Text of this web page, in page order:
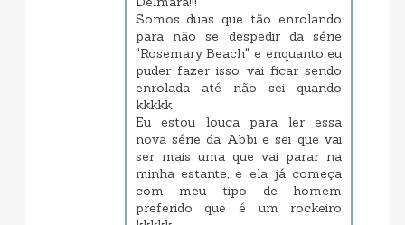
Somos duas que tão enrolando
para não se despedir da série
"Rosemary Beach" e enquanto eu
puder fazer isso vai ficar sendo
enrolada até não sei quando
kkkkk
Eu estou louca para ler essa
nova série da Abbi e sei que vai
ser mais uma que vai parar na
minha estante, e ela já começa
com meu tipo de homem
preferido que é um rockeiro